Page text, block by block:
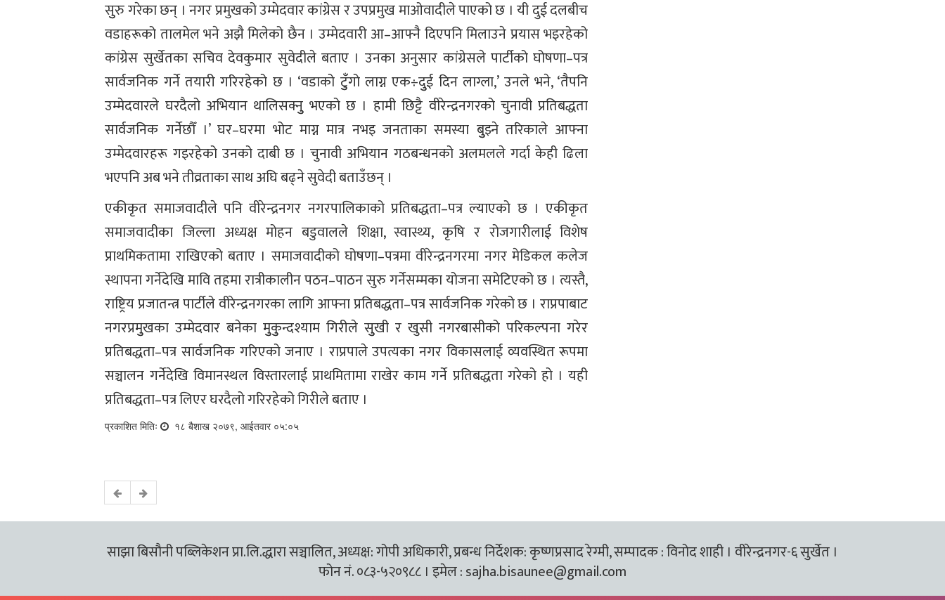
सुुरु गरेका छन् । नगर प्रमुखको उम्मेदवार कांग्रेस र उपप्रमुख माओवादीले पाएको छ । यी दुई दलबीच
वडाहरूको तालमेल भने अझै मिलेको छैन । उम्मेदवारी आ–आफ्नै दिएपनि मिलाउने प्रयास भइरहेको
कांग्रेस सुर्खेतका सचिव देवकुमार सुवेदीले बताए । उनका अनुसार कांग्रेसले पार्टीको घोषणा–पत्र
सार्वजनिक गर्ने तयारी गरिरहेको छ । ‘वडाको टुुँगो लाग्न एक÷दुुई दिन लाग्ला,’ उनले भने, ‘तैपनि
उम्मेदवारले घरदैलो अभियान थालिसक्नुु भएको छ । हामी छिट्टै वीरेन्द्रनगरको चुनावी प्रतिबद्धता
सार्वजनिक गर्नेछौँ ।’ घर–घरमा भोट माग्न मात्र नभइ जनताका समस्या बुुझ्ने तरिकाले आफ्ना
उम्मेदवारहरू गइरहेको उनको दाबी छ । चुनावी अभियान गठबन्धनको अलमलले गर्दा केही ढिला
भएपनि अब भने तीव्रताका साथ अघि बढ्ने सुवेदी बताउँछन् ।
एकीकृत समाजवादीले पनि वीरेन्द्रनगर नगरपालिकाको प्रतिबद्धता–पत्र ल्याएको छ । एकीकृत
समाजवादीका जिल्ला अध्यक्ष मोहन बडुवालले शिक्षा, स्वास्थ्य, कृषि र रोजगारीलाई विशेष
प्राथमिकतामा राखिएको बताए । समाजवादीको घोषणा–पत्रमा वीरेन्द्रनगरमा नगर मेडिकल कलेज
स्थापना गर्नेदेखि मावि तहमा रात्रीकालीन पठन–पाठन सुरु गर्नेसम्मका योजना समेटिएको छ । त्यस्तै,
राष्ट्रिय प्रजातन्त्र पार्टीले वीरेन्द्रनगरका लागि आफ्ना प्रतिबद्धता–पत्र सार्वजनिक गरेको छ । राप्रपाबाट
नगरप्रमुुखका उम्मेदवार बनेका मुुकुुन्दश्याम गिरीले सुुखी र खुसी नगरबासीको परिकल्पना गरेर
प्रतिबद्धता–पत्र सार्वजनिक गरिएको जनाए । राप्रपाले उपत्यका नगर विकासलाई व्यवस्थित रूपमा
सञ्चालन गर्नेदेखि विमानस्थल विस्तारलाई प्राथमितामा राखेर काम गर्ने प्रतिबद्धता गरेको हो । यही
प्रतिबद्धता–पत्र लिएर घरदैलो गरिरहेको गिरीले बताए ।
प्रकाशित मितिः १८ बैशाख २०७९, आईतवार ०५:०५
साझा बिसौनी पब्लिकेशन प्रा.लि.द्धारा सञ्चालित, अध्यक्ष: गोपी अधिकारी, प्रबन्ध निर्देशक: कृष्णप्रसाद रेग्मी, सम्पादक : विनोद शाही । वीरेन्द्रनगर-६ सुर्खेत ।
फोन नं. ०८३-५२०९८८ । इमेल :sajha.bisaunee@gmail.com